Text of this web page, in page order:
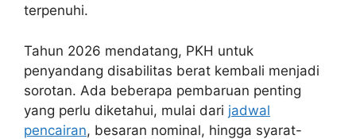
terpenuhi.
Tahun 2026 mendatang, PKH untuk
penyandang disabilitas berat kembali menjadi
sorotan. Ada beberapa pembaruan penting
yang perlu diketahui, mulai dari jadwal
pencairan, besaran nominal, hingga syarat-